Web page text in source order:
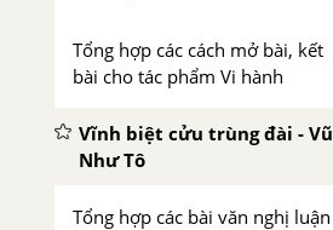
Tổng hợp các cách mở bài, kết
bài cho tác phẩm Vi hành
Vĩnh biệt cửu trùng đài - Vũ
Như Tô
Tổng hợp các bài văn nghị luận